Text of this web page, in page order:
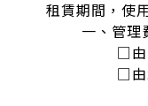
租賃期間，使
一、管理
□由
□由